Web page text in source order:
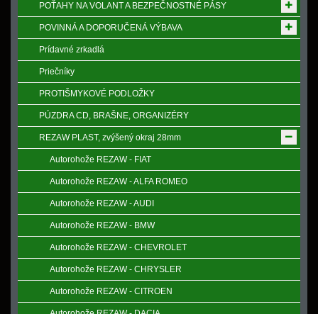
POŤAHY NA VOLANT A BEZPEČNOSTNÉ PÁSY
POVINNÁ A DOPORUČENÁ VÝBAVA
Prídavné zrkadlá
Priečníky
PROTIŠMYKOVÉ PODLOŽKY
PÚZDRA CD, BRAŠNE, ORGANIZÉRY
REZAW PLAST, zvýšený okraj 28mm
Autorohože REZAW - FIAT
Autorohože REZAW - ALFA ROMEO
Autorohože REZAW - AUDI
Autorohože REZAW - BMW
Autorohože REZAW - CHEVROLET
Autorohože REZAW - CHRYSLER
Autorohože REZAW - CITROEN